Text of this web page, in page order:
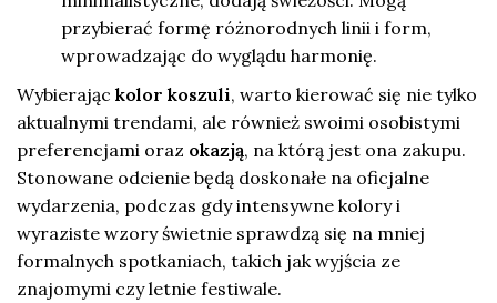
przybierać formę różnorodnych linii i form,
wprowadzając do wyglądu harmonię.
Wybierając kolor koszuli, warto kierować się nie tylko
aktualnymi trendami, ale również swoimi osobistymi
preferencjami oraz okazją, na którą jest ona zakupu.
Stonowane odcienie będą doskonałe na oficjalne
wydarzenia, podczas gdy intensywne kolory i
wyraziste wzory świetnie sprawdzą się na mniej
formalnych spotkaniach, takich jak wyjścia ze
znajomymi czy letnie festiwale.